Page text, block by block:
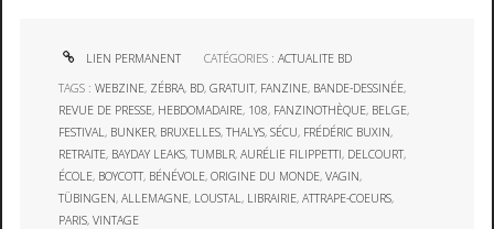
LIEN PERMANENT CATÉGORIES :ACTUALITE BD
TAGS :WEBZINE, ZÉBRA, BD,GRATUIT, FANZINE, BANDE-DESSINÉE,
REVUE DE PRESSE, HEBDOMADAIRE, 108, FANZINOTHÈQUE, BELGE,
FESTIVAL, BUNKER, BRUXELLES,THALYS,SÉCU, FRÉDÉRIC BUXIN,
RETRAITE, BAYDAY LEAKS,TUMBLR,AURÉLIE FILIPPETTI, DELCOURT,
ÉCOLE, BOYCOTT, BÉNÉVOLE,ORIGINE DU MONDE,VAGIN,
TÜBINGEN,ALLEMAGNE, LOUSTAL, LIBRAIRIE,ATTRAPE-COEURS,
PARIS,VINTAGE